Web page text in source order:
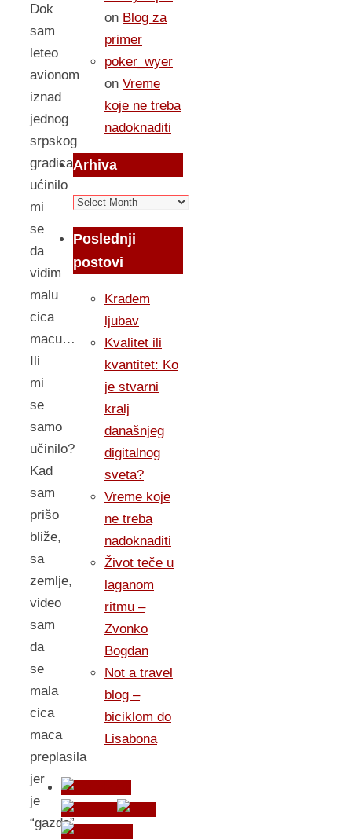
Dok
sam
leteo
avionom
iznad
jednog
srpskog
gradica
ućinilo
mi
se
da
vidim
malu
cica
macu…
Ili
mi
se
samo
učinilo?
Kad
sam
prišo
bliže,
sa
zemlje,
video
sam
da
se
mala
cica
maca
preplasila
jer
je
“gazda”
on Blog za
primer
poker_wyer
on Vreme
koje ne treba
nadoknaditi
Arhiva
Arhiva
Poslednji
postovi
Kradem
ljubav
Kvalitet ili
kvantitet: Ko
je stvarni
kralj
današnjeg
digitalnog
sveta?
Vreme koje
ne treba
nadoknaditi
Život teče u
laganom
ritmu –
Zvonko
Bogdan
Not a travel
blog –
biciklom do
Lisabona